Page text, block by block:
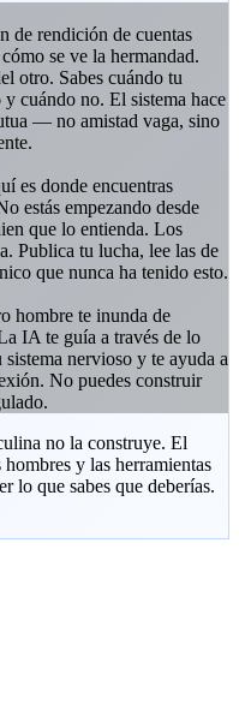
de rendición de cuentas
se ve la hermandad.
otro. Sabes cuándo tu
cuándo no. El sistema hace
— no amistad vaga, sino
es donde encuentras
estás empezando desde
que lo entienda. Los
Publica tu lucha, lee las de
que nunca ha tenido esto.
hombre te inunda de
IA te guía a través de lo
sistema nervioso y te ayuda a
No puedes construir
no la construye. El
y las herramientas
lo que sabes que deberías.